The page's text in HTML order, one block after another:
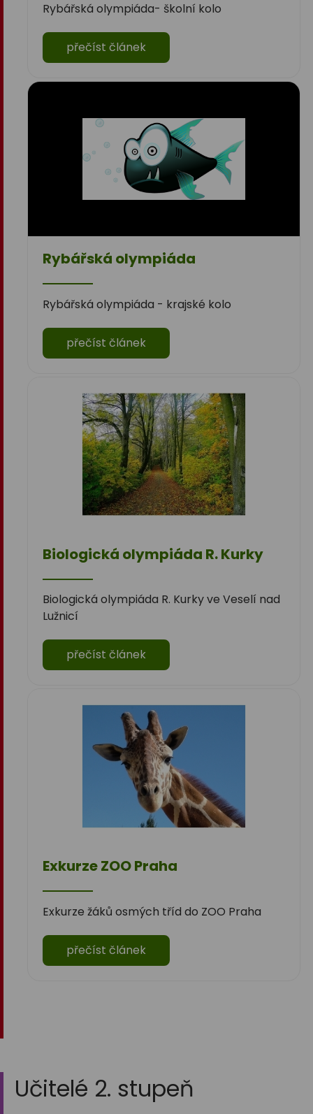
Rybářská olympiáda- školní kolo
přečíst článek
Rybářská olympiáda
Rybářská olympiáda - krajské kolo
přečíst článek
Biologická olympiáda R. Kurky
Biologická olympiáda R. Kurky ve Veselí nad
Lužnicí
přečíst článek
Exkurze ZOO Praha
Exkurze žáků osmých tříd do ZOO Praha
přečíst článek
Učitelé 2. stupeň